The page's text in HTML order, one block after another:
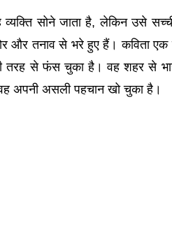
सोने जाता है, लेकिन उसे सच्ची
और तनाव से भरे हुए हैं। कविता एक
तरह से फंस चुका है। वह शहर से
अपनी असली पहचान खो चुका है।